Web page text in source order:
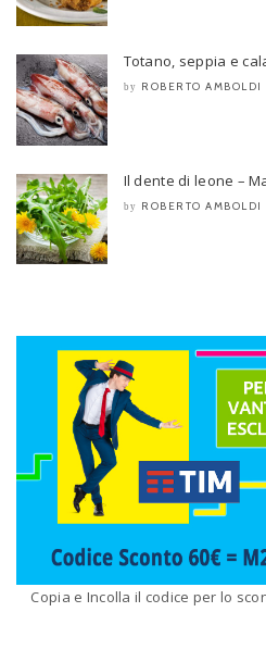
Totano, seppia e
by ROBERTO AMBOLDI
Il dente di leone –
by ROBERTO AMBOLDI
Copia e Incolla il codice per lo